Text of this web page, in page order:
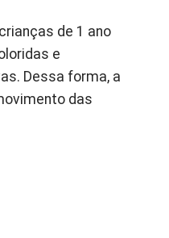
de 1 ano
e
Dessa forma, a
das